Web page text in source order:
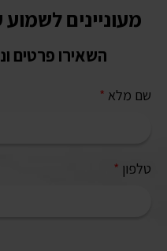
מעוניינים
השאירו פרטים
שם מלא *
טלפון *